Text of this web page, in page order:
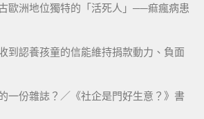
歐洲地位獨特的「活死人」──痲瘋病患
到認養孩童的信能維持捐款動力、負面
一份雜誌？／《社企是門好生意？》書